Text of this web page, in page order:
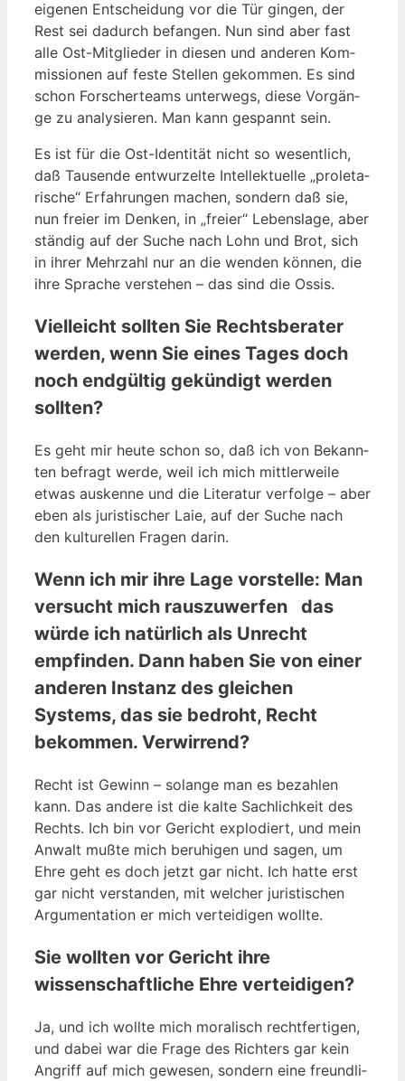
eige­nen Ent­schei­dung vor die Tür gin­gen, der
Rest sei dadurch befan­gen. Nun sind aber fast
alle Ost-Mit­glie­der in die­sen und ande­ren Kom­
mis­sio­nen auf fes­te Stel­len gekom­men. Es sind
schon For­scher­teams unter­wegs, die­se Vor­gän­
ge zu ana­ly­sie­ren. Man kann gespannt sein.
Es ist für die Ost-Iden­ti­tät nicht so wesent­lich,
daß Tau­sen­de ent­wur­zel­te Intel­lek­tu­el­le „pro­le­ta­
ri­sche“ Erfah­run­gen machen, son­dern daß sie,
nun frei­er im Den­ken, in „frei­er“ Lebens­la­ge, aber
stän­dig auf der Suche nach Lohn und Brot, sich
in ihrer Mehr­zahl nur an die wen­den kön­nen, die
ihre Spra­che ver­ste­hen – das sind die Ossis.
Vielleicht sollten Sie Rechtsberater
werden, wenn Sie eines Tages doch
noch endgültig gekündigt werden
sollten?
Es geht mir heu­te schon so, daß ich von Bekann­
ten befragt wer­de, weil ich mich mitt­ler­wei­le
etwas aus­ken­ne und die Lite­ra­tur ver­fol­ge – aber
eben als juris­ti­scher Laie, auf der Suche nach
den kul­tu­rel­len Fra­gen darin.
Wenn ich mir ihre Lage vorstelle: Man
versucht mich rauszuwerfen das
würde ich natürlich als Unrecht
empfinden. Dann haben Sie von einer
anderen Instanz des gleichen
Systems, das sie bedroht, Recht
bekommen. Verwirrend?
Recht ist Gewinn – solan­ge man es bezah­len
kann. Das ande­re ist die kal­te Sach­lich­keit des
Rechts. Ich bin vor Gericht explo­diert, und mein
Anwalt muß­te mich beru­hi­gen und sagen, um
Ehre geht es doch jetzt gar nicht. Ich hat­te erst
gar nicht ver­stan­den, mit wel­cher juris­ti­schen
Argu­men­ta­ti­on er mich ver­tei­di­gen wollte.
Sie wollten vor Gericht ihre
wissenschaftliche Ehre verteidigen?
Ja, und ich woll­te mich mora­lisch recht­fer­ti­gen,
und dabei war die Fra­ge des Rich­ters gar kein
Angriff auf mich gewe­sen, son­dern eine freund­li­